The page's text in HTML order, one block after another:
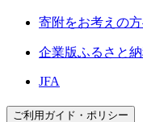
寄附をお考えの
企業版ふるさと
JFA
ご利用ガイド・ポリシー